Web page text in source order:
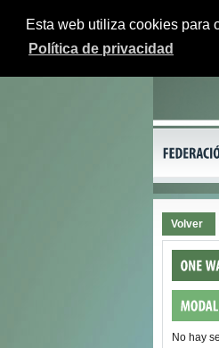
Esta web utiliza cookies para
Política de privacidad
Volver
No hay